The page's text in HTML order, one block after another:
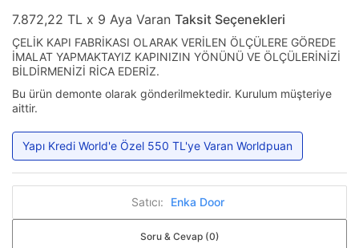
7.872,22 TL x 9 Aya Varan Taksit Seçenekleri
ÇELİK KAPI FABRİKASI OLARAK VERİLEN ÖLÇÜLERE GÖREDE
İMALAT YAPMAKTAYIZ KAPINIZIN YÖNÜNÜ VE ÖLÇÜLERİNİZİ
BİLDİRMENİZİ RİCA EDERİZ.
Bu ürün demonte olarak gönderilmektedir. Kurulum müşteriye
aittir.
Yapı Kredi World'e Özel 550 TL'ye Varan Worldpuan
Satıcı: Enka Door
Soru & Cevap (0)